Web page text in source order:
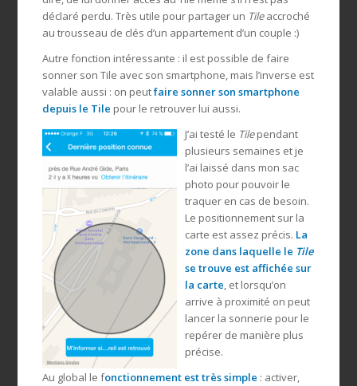
déclaré perdu. Très utile pour partager un Tileaccroché
au trousseau de clés d’un appartement d’un couple :)
Autre fonction intéressante : il est possible de faire
sonner son Tile avec son smartphone, mais l’inverse est
valable aussi : on peutfaire sonner son smartphone
depuis le Tile pour le retrouver lui aussi.
J’ai testé le Tilependant
plusieurs semaines et je
l’ai laissé dans mon sac
photo pour pouvoir le
traquer en cas de besoin.
Le positionnement sur la
carte est assez précis. La
zone dans laquelle le Tile
se trouve est affichée sur
la carte, et lorsqu’on
arrive à proximité on peut
lancer la sonnerie pour le
repérer de manière plus
précise.
Au global le fonctionnement est très simple : activer,